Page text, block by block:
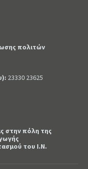
πολιτών
23330 23625
στην πόλη της
του Ι.Ν.